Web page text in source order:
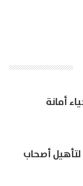
أمانة
أصحاب